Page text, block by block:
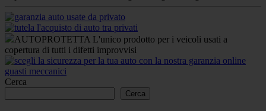
AUTOPROTETTA L'unico prodotto per i veicoli usati a
copertura di tutti i difetti improvvisi
Cerca
Cerca